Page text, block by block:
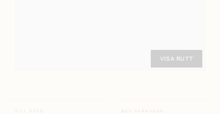
VISA RUTT
TILL FOTS MED SPÅRVAGN